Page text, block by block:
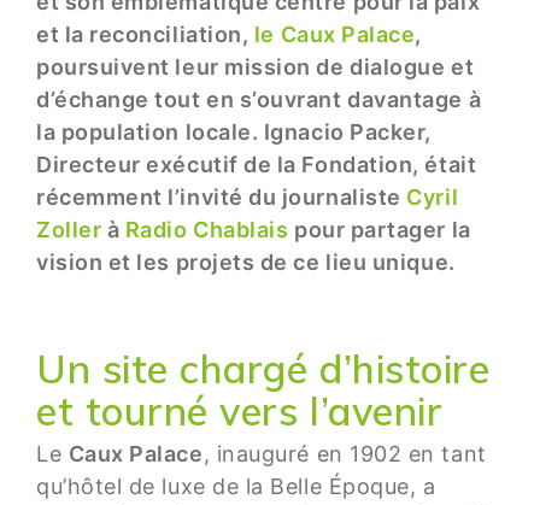
et la reconciliation, le Caux Palace,
poursuivent leur mission de dialogue et
d’échange tout en s’ouvrant davantage à
la population locale. Ignacio Packer,
Directeur exécutif de la Fondation, était
récemment l’invité du journaliste Cyril
Zoller à Radio Chablais pour partager la
vision et les projets de ce lieu unique.
Un site chargé d’histoire
et tourné vers l’avenir
Le Caux Palace, inauguré en 1902 en tant
qu’hôtel de luxe de la Belle Époque, a